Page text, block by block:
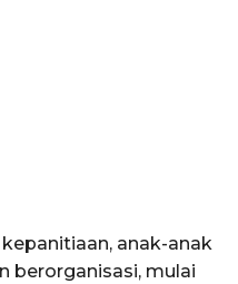
anak-anak
berorganisasi, mulai